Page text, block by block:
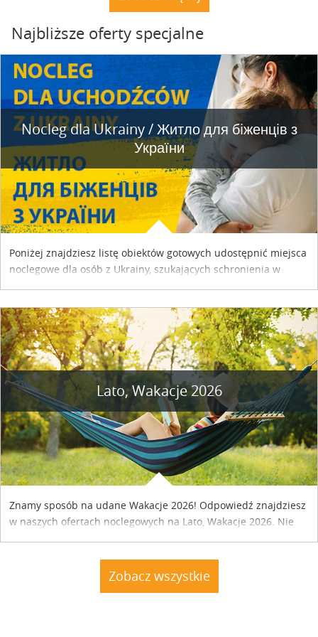
Najbliższe oferty specjalne
Nocleg dla Ukrainy / Житло для бiженцiв з
України
Poniżej znajdziesz listę obiektów gotowych udostępnić miejsca
noclegowe dla osób z Ukrainy, szukających schronienia w
Lato, Wakacje 2026
Znamy sposób na udane Wakacje 2026! Odpowiedź znajdziesz
w naszych ofertach noclegowych na Lato, Wakacje 2026. Nie
Zobacz wszystkie